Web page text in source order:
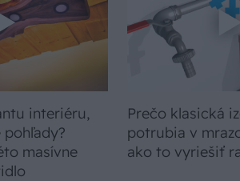
interiéru,
masívne
Prečo klasická
potrubia v
ako to vyriešiť